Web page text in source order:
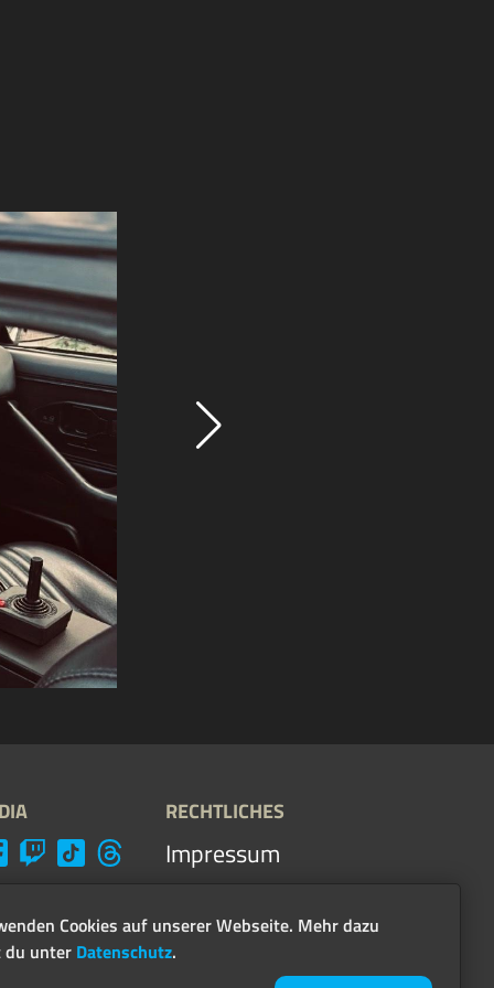
RECHTLICHES
Impressum
Datenschutz
Cookies auf unserer Webseite. Mehr dazu
unter Datenschutz.